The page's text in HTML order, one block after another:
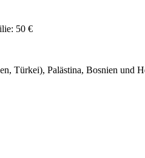
50 €
Türkei), Palästina, Bosnien und